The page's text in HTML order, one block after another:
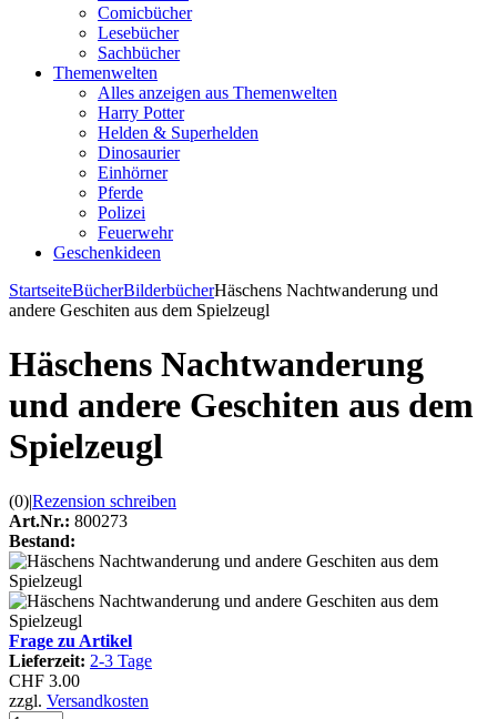
Comicbücher
Lesebücher
Sachbücher
Themenwelten
Alles anzeigen aus Themenwelten
Harry Potter
Helden & Superhelden
Dinosaurier
Einhörner
Pferde
Polizei
Feuerwehr
Geschenkideen
StartseiteBücherBilderbücherHäschens Nachtwanderung und
andere Geschiten aus dem Spielzeugl
Häschens Nachtwanderung
und andere Geschiten aus dem
Spielzeugl
(0)|Rezension schreiben
Art.Nr.: 800273
Bestand:
Frage zu Artikel
Lieferzeit: 2-3 Tage
CHF 3.00
zzgl. Versandkosten